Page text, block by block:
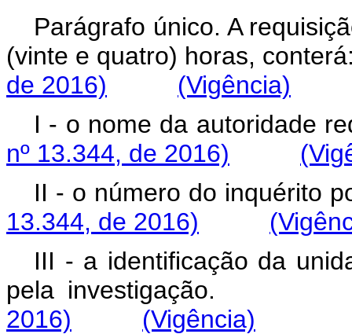
Parágrafo único. A
(vinte e quatro) horas,
de 2016)
(Vigência)
I - o nome da autoridade
nº 13.344, de 2016)
II - o número do inquérito
13.344, de 2016)
III - a identificação da
pela
2016)
(Vigência)